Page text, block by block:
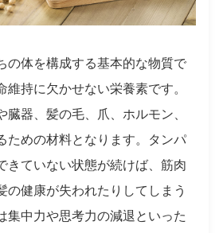
の体を構成する基本的な物質で
維持に欠かせない栄養素です。
臓器、髪の毛、爪、ホルモン、
ための材料となります。タンパ
きていない状態が続けば、筋肉
の健康が失われたりしてしまう
集中力や思考力の減退といった